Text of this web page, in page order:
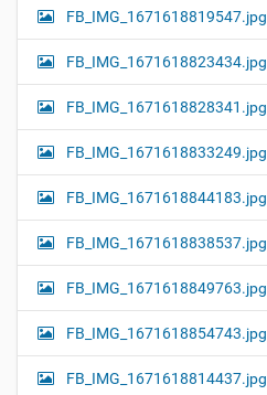
FB_IMG_1671618819547.jpg
FB_IMG_1671618823434.jpg
FB_IMG_1671618828341.jpg
FB_IMG_1671618833249.jpg
FB_IMG_1671618844183.jpg
FB_IMG_1671618838537.jpg
FB_IMG_1671618849763.jpg
FB_IMG_1671618854743.jpg
FB_IMG_1671618814437.jpg